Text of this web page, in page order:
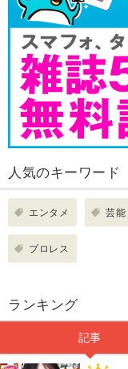
人気のキーワード
エンタメ 芸能
プロレス
ランキング
記事